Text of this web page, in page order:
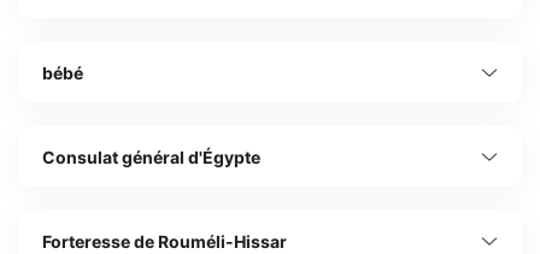
bébé
Consulat général d'Égypte
Forteresse de Rouméli-Hissar